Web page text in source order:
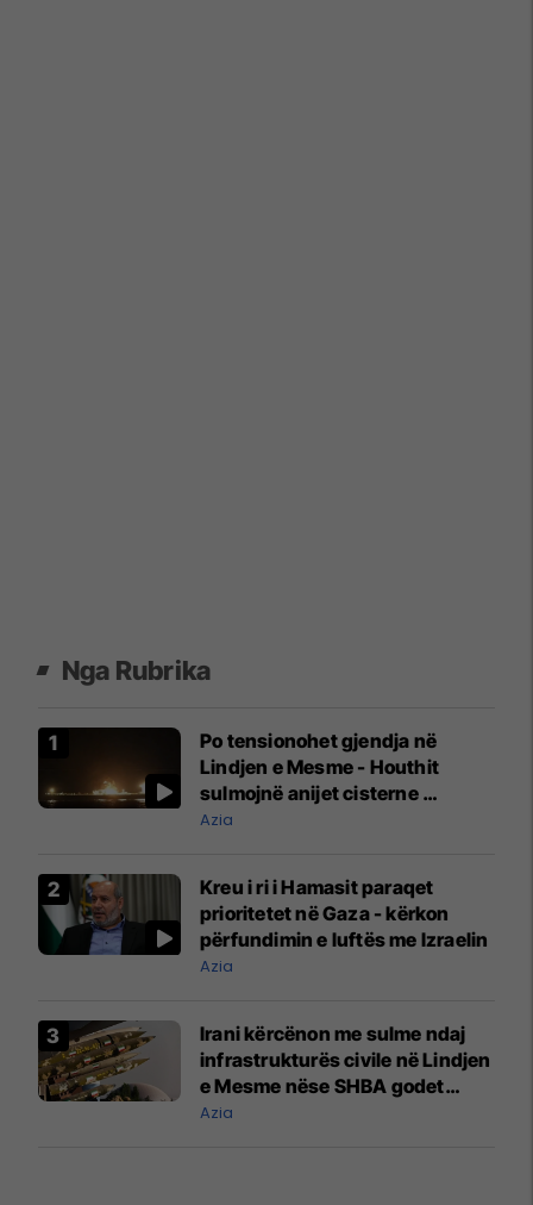
Nga Rubrika
Po tensionohet gjendja në
Lindjen e Mesme - Houthit
sulmojnë anijet cisterne
saudite
Azia
Kreu i ri i Hamasit paraqet
prioritetet në Gaza - kërkon
përfundimin e luftës me Izraelin
Azia
Irani kërcënon me sulme ndaj
infrastrukturës civile në Lindjen
e Mesme nëse SHBA godet
objektet iraniane
Azia